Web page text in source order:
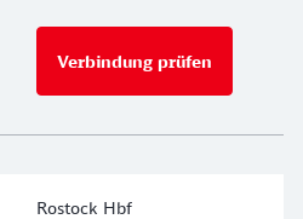
Verbindung prüfen
Rostock Hbf